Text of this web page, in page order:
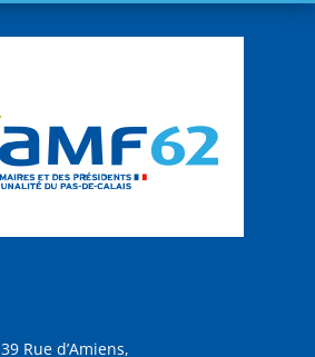
39 Rue d’Amiens,